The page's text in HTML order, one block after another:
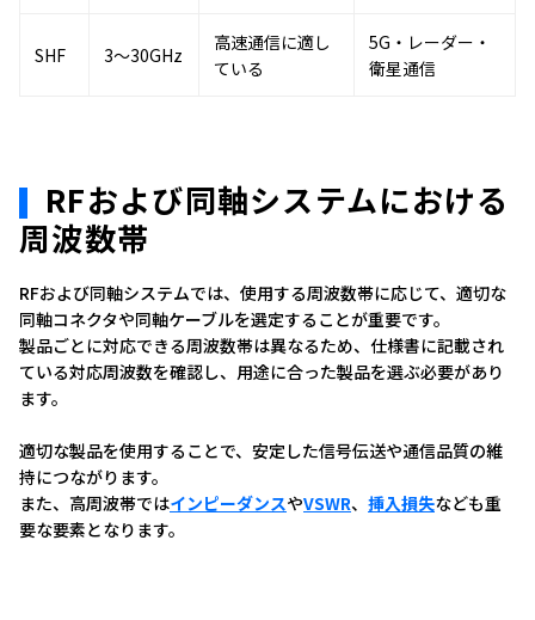
SHF 3～30GHz
高速通信に適し
ている
5G・レーダー・
衛星通信
RFおよび同軸システムにおける
周波数帯
RFおよび同軸システムでは、使用する周波数帯に応じて、適切な
同軸コネクタや同軸ケーブルを選定することが重要です。
製品ごとに対応できる周波数帯は異なるため、仕様書に記載され
ている対応周波数を確認し、用途に合った製品を選ぶ必要があり
ます。
適切な製品を使用することで、安定した信号伝送や通信品質の維
持につながります。
また、高周波帯ではインピーダンスやVSWR、 挿入損失なども重
要な要素となります。